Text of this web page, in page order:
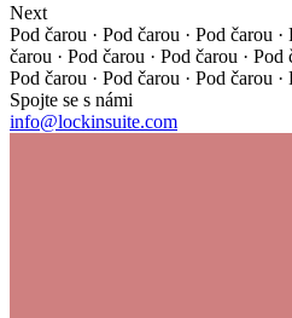
Next
Pod čarou · Pod čarou · Pod čarou ·
čarou · Pod čarou · Pod čarou · Pod
Pod čarou · Pod čarou · Pod čarou ·
Spojte se s námi
info@lockinsuite.com